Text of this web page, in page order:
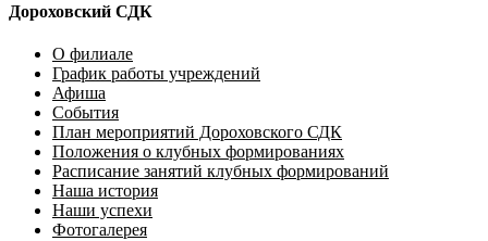
Дороховский СДК
О филиале
График работы учреждений
Афиша
События
План мероприятий Дороховского СДК
Положения о клубных формированиях
Расписание занятий клубных формирований
Наша история
Наши успехи
Фотогалерея